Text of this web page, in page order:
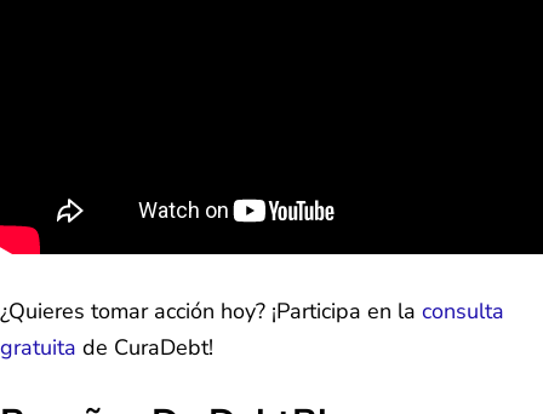
¿Quieres tomar acción hoy? ¡Participa en la consulta
gratuita de CuraDebt!